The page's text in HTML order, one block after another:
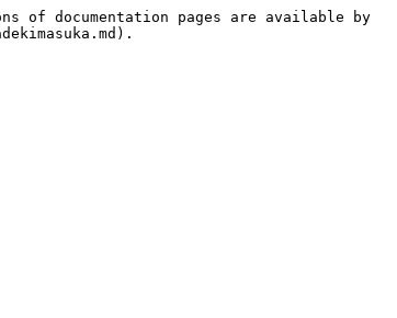
of documentation pages are available by